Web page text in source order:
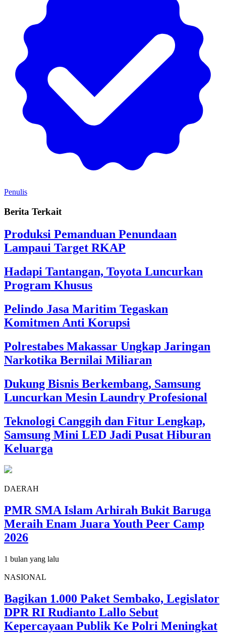
Penulis
Berita Terkait
Produksi Pemanduan Penundaan
Lampaui Target RKAP
Hadapi Tantangan, Toyota Luncurkan
Program Khusus
Pelindo Jasa Maritim Tegaskan
Komitmen Anti Korupsi
Polrestabes Makassar Ungkap Jaringan
Narkotika Bernilai Miliaran
Dukung Bisnis Berkembang, Samsung
Luncurkan Mesin Laundry Profesional
Teknologi Canggih dan Fitur Lengkap,
Samsung Mini LED Jadi Pusat Hiburan
Keluarga
DAERAH
PMR SMA Islam Arhirah Bukit Baruga
Meraih Enam Juara Youth Peer Camp
2026
1 bulan yang lalu
NASIONAL
Bagikan 1.000 Paket Sembako, Legislator
DPR RI Rudianto Lallo Sebut
Kepercayaan Publik Ke Polri Meningkat